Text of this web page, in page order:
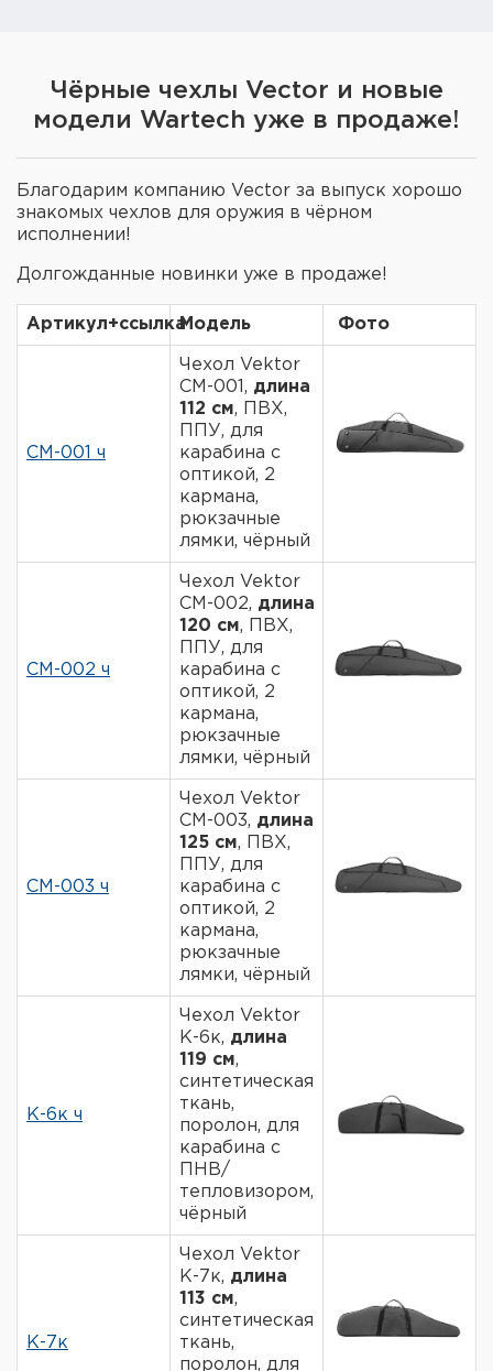
Фонари и ЛЦУ
Инструменты
Опоры и станки для оружия
Мишени
Фальшпатроны
Холодная пристрелка оружия
Оружейные шкафы и сейфы
Чехлы и кейсы
Сигнальные средства
Чёрные чехлы Vector и новые
модели Wartech уже в продаже!
Благодарим компанию Vector за выпуск хорошо
знакомых чехлов для оружия в чёрном
исполнении!
Долгожданные новинки уже в продаже!
Артикул+ссылкаМодель Фото
СМ-001 ч
Чехол Vektor
СМ-001, длина
112 см, ПВХ,
ППУ, для
карабина с
оптикой, 2
кармана,
рюкзачные
лямки, чёрный
СМ-002 ч
Чехол Vektor
СМ-002, длина
120 см, ПВХ,
ППУ, для
карабина с
оптикой, 2
кармана,
рюкзачные
лямки, чёрный
СМ-003 ч
Чехол Vektor
СМ-003, длина
125 см, ПВХ,
ППУ, для
карабина с
оптикой, 2
кармана,
рюкзачные
лямки, чёрный
К-6к ч
Чехол Vektor
К-6к, длина
119 см,
синтетическая
ткань,
поролон, для
карабина с
ПНВ/
тепловизором,
чёрный
К-7к
Чехол Vektor
К-7к, длина
113 см,
синтетическая
ткань,
поролон, для